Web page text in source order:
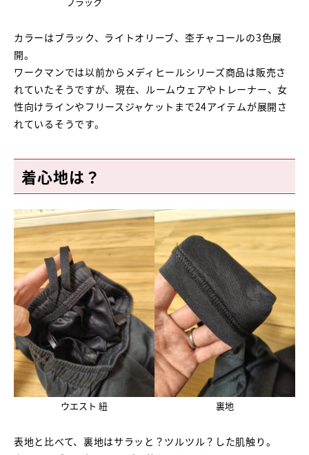
カラーはブラック、ライトオリーブ、杢チャコールの3色展
開。
ワークマンでは以前からメディヒールシリーズ商品は販売さ
れていたそうですが、現在、ルームウェアやトレーナー、女
性向けラインやフリースジャケットまで24アイテムが展開さ
れているそうです。
着心地は？
ウエスト 紐 裏地
表地と比べて、裏地はサラッと？ツルツル？した肌触り。